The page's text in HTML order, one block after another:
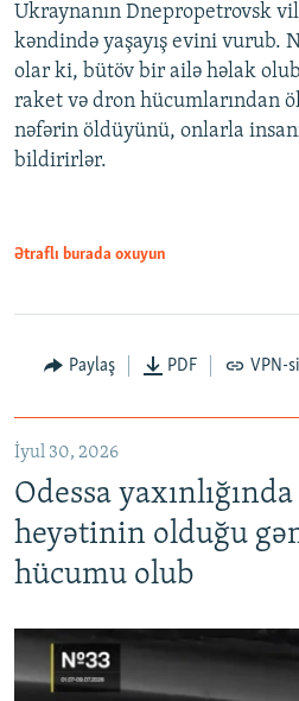
Ukraynanın Dnepropetrovsk
kəndində yaşayış evini vurub.
olar ki, bütöv bir ailə həlak
raket və dron hücumlarından
nəfərin öldüyünü, onlarla
bildirirlər.
Ətraflı burada oxuyun
Paylaş PDF VPN-
İyul 30, 2026
Odessa
heyətinin olduğu
hücumu olub